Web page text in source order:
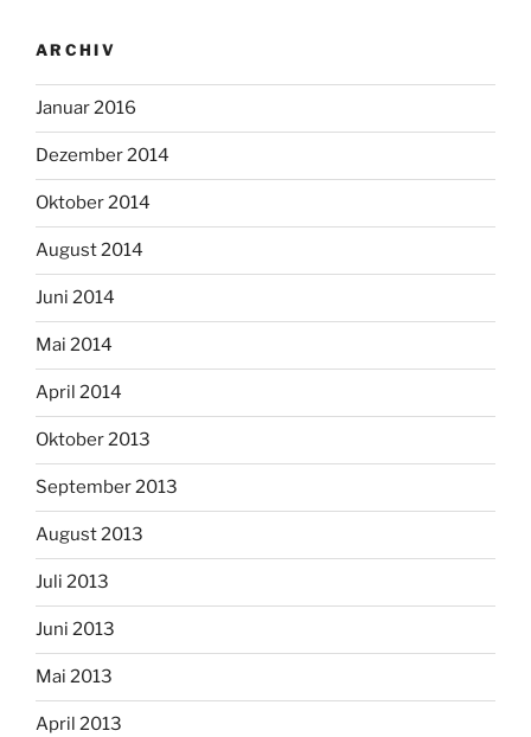
ARCHIV
Januar 2016
Dezember 2014
Oktober 2014
August 2014
Juni 2014
Mai 2014
April 2014
Oktober 2013
September 2013
August 2013
Juli 2013
Juni 2013
Mai 2013
April 2013